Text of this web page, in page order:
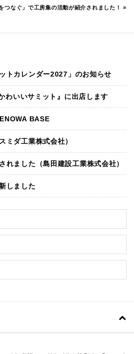
つなぐ」で工房集の活動が紹介されました！
»
トカレンダー2027」のお知らせ
いいサミット』に出店します
BASE
ミダ工業株式会社）
れました（島田建設工業株式会社）
しました